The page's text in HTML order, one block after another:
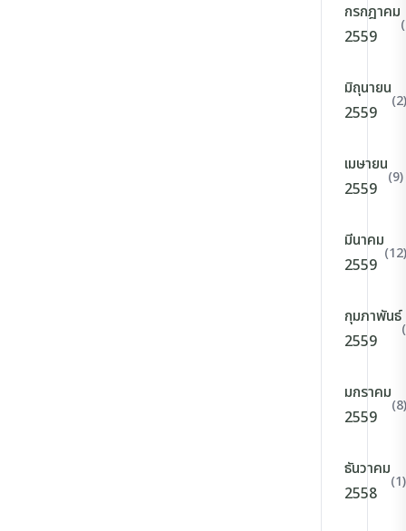
กรกฎาคม
2559
มิถุนายน
2559
(2)
เมษายน
2559
(9)
มีนาคม
2559
(12)
กุมภาพันธ์
2559
มกราคม
2559
(8)
ธันวาคม
2558
(1)